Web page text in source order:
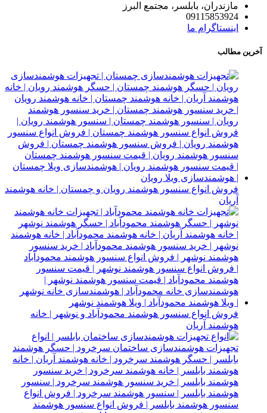
مازندران، بابلسر، مجتمع البرز
09115853924
اینستاگرام ما
آخرین مطالب
فروش انواع سنسور هوشمند رویان و چمستان | خانه هوشمند
آریان
فروش انواع سنسور هوشمند محمودآباد و نوشهر | خانه
هوشمند آریان